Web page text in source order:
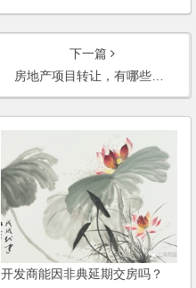
下一篇
房地产项目转让，有哪些转让方式呢(2006)
开发商能因非典延期交房吗？